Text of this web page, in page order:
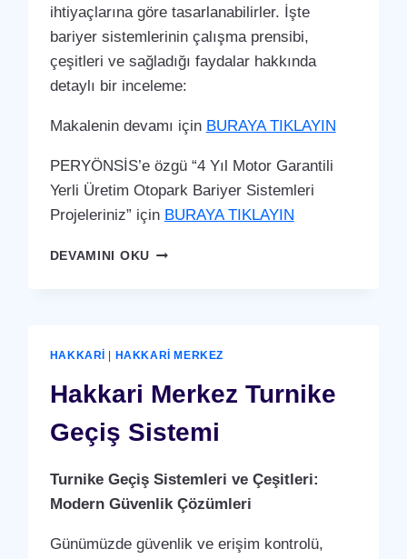
ihtiyaçlarına göre tasarlanabilirler. İşte
bariyer sistemlerinin çalışma prensibi,
çeşitleri ve sağladığı faydalar hakkında
detaylı bir inceleme:
Makalenin devamı için BURAYA TIKLAYIN
PERYÖNSİS’e özgü “4 Yıl Motor Garantili
Yerli Üretim Otopark Bariyer Sistemleri
Projeleriniz” için BURAYA TIKLAYIN
DEVAMINI OKUHAKKARI
HAKKARI HAKKARI MERKEZ
Hakkari Merkez Turnike
Geçiş Sistemi
Turnike Geçiş Sistemleri ve Çeşitleri:
Modern Güvenlik Çözümleri
Günümüzde güvenlik ve erişim kontrolü,